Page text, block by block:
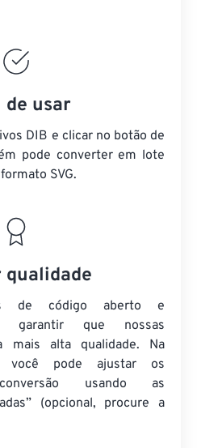
de usar
DIB e clicar no botão de
pode converter em lote
SVG.
qualidade
de código aberto e
garantir que nossas
mais alta qualidade. Na
você pode ajustar os
usando as
(opcional, procure a